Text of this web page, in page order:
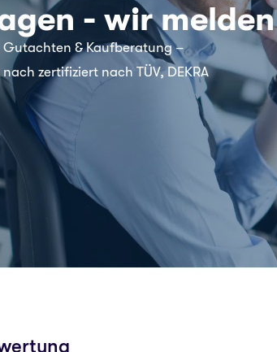
- wir
Gutachten & Kaufberatung –
zertifiziert nach TÜV, DEKRA